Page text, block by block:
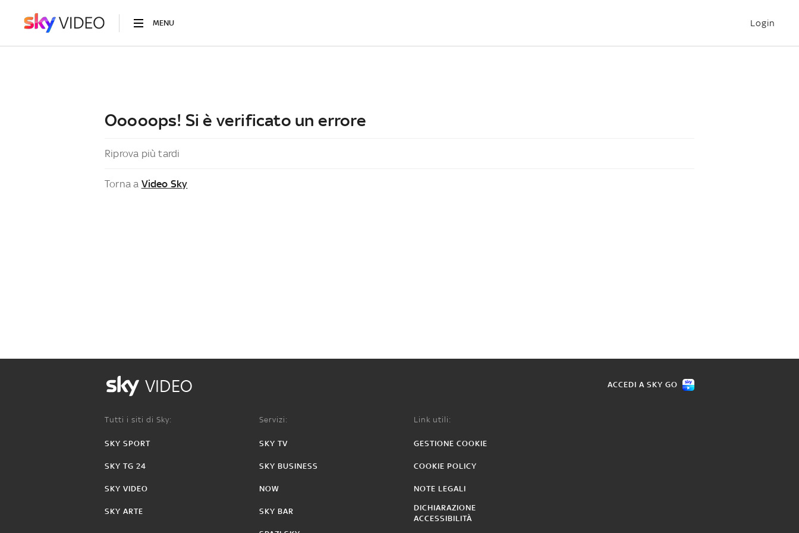
MENU Login
Ooooops! Si è verificato un errore
Riprova più tardi
Torna a Video Sky
VIDEO ACCEDI A SKY GO
Tutti i siti di Sky:
SKY SPORT
SKY TG 24
SKY VIDEO
SKY ARTE
Servizi:
SKY TV
SKY BUSINESS
NOW
SKY BAR
Link utili:
GESTIONE COOKIE
COOKIE POLICY
NOTE LEGALI
DICHIARAZIONE
ACCESSIBILITÀ